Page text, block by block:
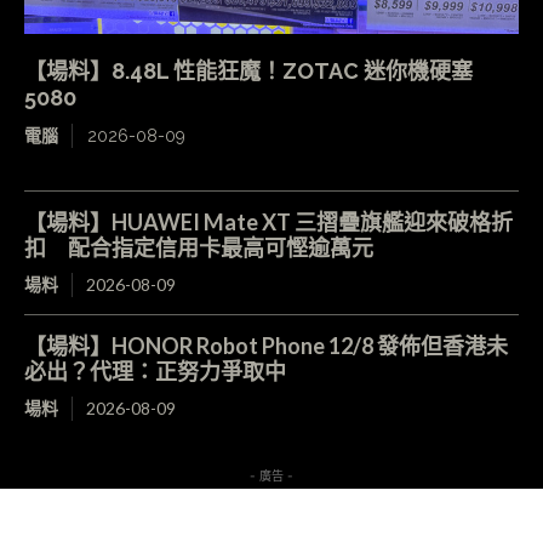
【場料】8.48L 性能狂魔！ZOTAC 迷你機硬塞
5080
電腦 2026-08-09
【場料】HUAWEI Mate XT 三摺疊旗艦迎來破格折
扣 配合指定信用卡最高可慳逾萬元
場料 2026-08-09
【場料】HONOR Robot Phone 12/8 發佈但香港未
必出？代理：正努力爭取中
場料 2026-08-09
- 廣告 -